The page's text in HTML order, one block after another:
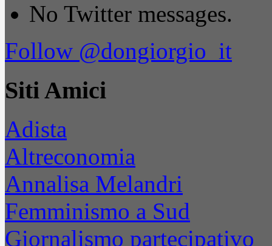
No Twitter messages.
Follow @dongiorgio_it
Siti Amici
Adista
Altreconomia
Annalisa Melandri
Femminismo a Sud
Giornalismo partecipativo